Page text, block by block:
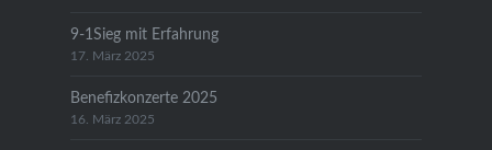
9-1Sieg mit Erfahrung
17. März 2025
Benefizkonzerte 2025
16. März 2025